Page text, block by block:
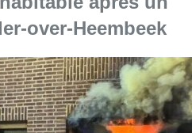
"Une maison inhabitable